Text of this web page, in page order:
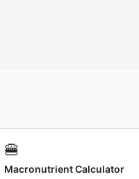
🍔
Macronutrient Calculator